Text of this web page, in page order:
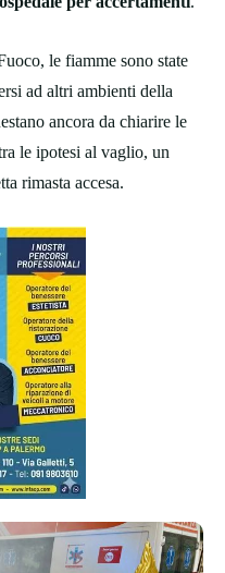
le fiamme sono state
ad altri ambienti della
ancora da chiarire le
le ipotesi al vaglio, un
rimasta accesa.